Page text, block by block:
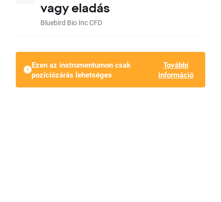
vagy eladás
Bluebird Bio Inc CFD
Ezen az instrumentumon csak
pozíciózárás lehetséges
További
információ